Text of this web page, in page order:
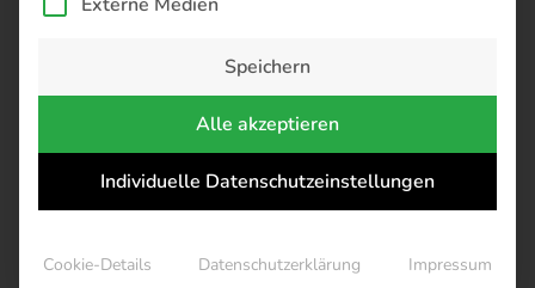
Jederzeit ressourcenschonend von
Zuhause aus investieren
Speichern
Alle akzeptieren
Individuelle Datenschutzeinstellungen
Cookie-Details Datenschutzerklärung Impressum